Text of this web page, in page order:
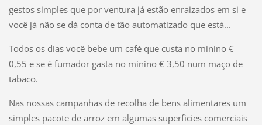
gestos simples que por ventura já estão enraizados em si e
você já não se dá conta de tão automatizado que está...
Todos os dias você bebe um café que custa no minino €
0,55 e se é fumador gasta no minino € 3,50 num maço de
tabaco.
Nas nossas campanhas de recolha de bens alimentares um
simples pacote de arroz em algumas superficies comerciais